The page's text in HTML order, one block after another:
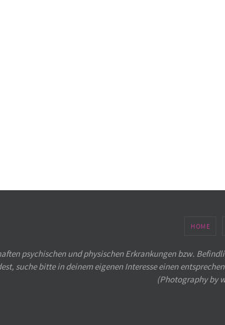
HOME
psychischen und physischen Erkrankungen bzw.
suche bitte in deinem eigenen Interesse einen
(Photography by